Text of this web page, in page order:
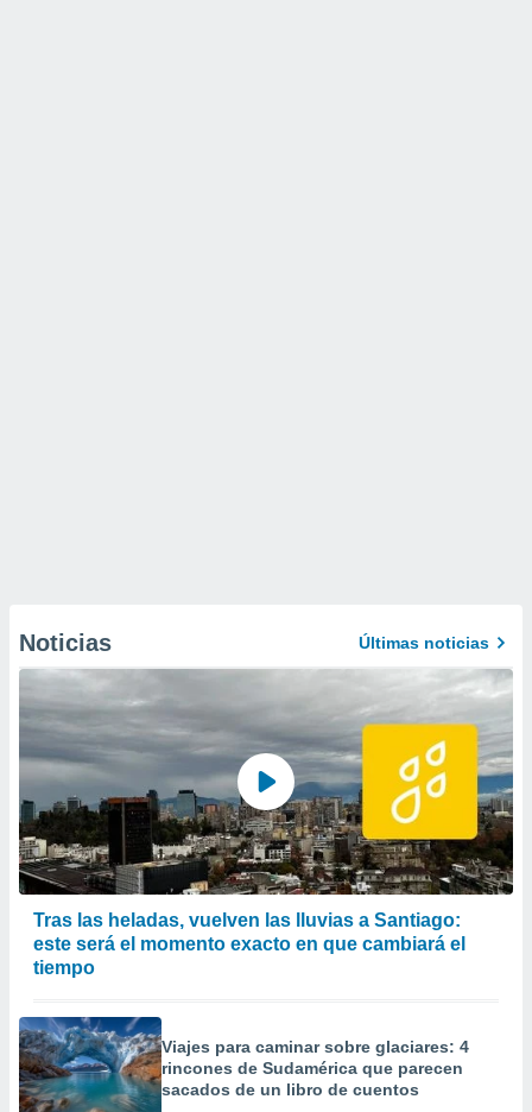
Noticias Últimas noticias
Tras las heladas, vuelven las lluvias a Santiago:
este será el momento exacto en que cambiará el
tiempo
Viajes para caminar sobre glaciares: 4
rincones de Sudamérica que parecen
sacados de un libro de cuentos